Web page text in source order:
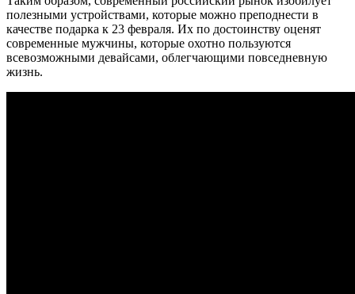
полезными устройствами, которые можно преподнести в
качестве подарка к 23 февраля. Их по достоинству оценят
современные мужчины, которые охотно пользуются
всевозможными девайсами, облегчающими повседневную
жизнь.